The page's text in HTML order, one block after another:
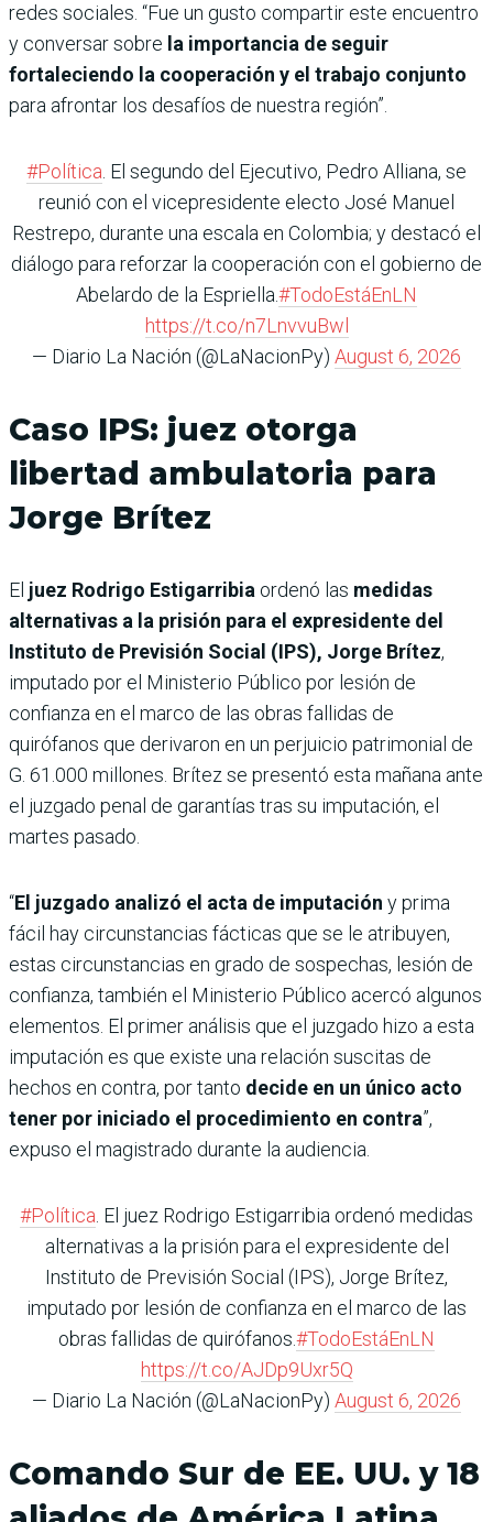
redes sociales. “Fue un gusto compartir este encuentro
y conversar sobre la importancia de seguir
fortaleciendo la cooperación y el trabajo conjunto
para afrontar los desafíos de nuestra región”.
#Política. El segundo del Ejecutivo, Pedro Alliana, se
reunió con el vicepresidente electo José Manuel
Restrepo, durante una escala en Colombia; y destacó el
diálogo para reforzar la cooperación con el gobierno de
Abelardo de la Espriella.#TodoEstáEnLN
https://t.co/n7LnvvuBwl
— Diario La Nación (@LaNacionPy) August 6, 2026
Caso IPS: juez otorga
libertad ambulatoria para
Jorge Brítez
El juez Rodrigo Estigarribia ordenó las medidas
alternativas a la prisión para el expresidente del
Instituto de Previsión Social (IPS), Jorge Brítez,
imputado por el Ministerio Público por lesión de
confianza en el marco de las obras fallidas de
quirófanos que derivaron en un perjuicio patrimonial de
G. 61.000 millones. Brítez se presentó esta mañana ante
el juzgado penal de garantías tras su imputación, el
martes pasado.
“El juzgado analizó el acta de imputación y prima
fácil hay circunstancias fácticas que se le atribuyen,
estas circunstancias en grado de sospechas, lesión de
confianza, también el Ministerio Público acercó algunos
elementos. El primer análisis que el juzgado hizo a esta
imputación es que existe una relación suscitas de
hechos en contra, por tanto decide en un único acto
tener por iniciado el procedimiento en contra”,
expuso el magistrado durante la audiencia.
#Política. El juez Rodrigo Estigarribia ordenó medidas
alternativas a la prisión para el expresidente del
Instituto de Previsión Social (IPS), Jorge Brítez,
imputado por lesión de confianza en el marco de las
obras fallidas de quirófanos.#TodoEstáEnLN
https://t.co/AJDp9Uxr5Q
— Diario La Nación (@LaNacionPy) August 6, 2026
Comando Sur de EE. UU. y 18